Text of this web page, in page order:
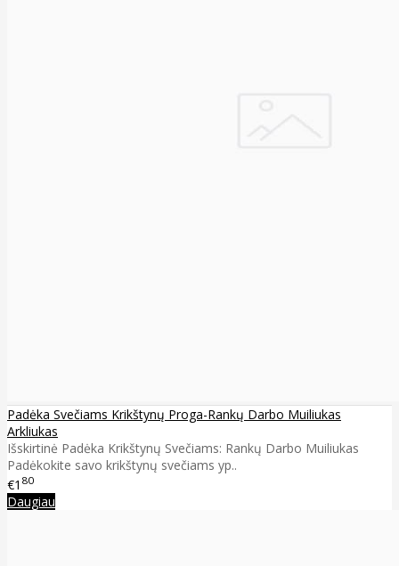
Padėka Svečiams Krikštynų Proga-Rankų Darbo Muiliukas
Arkliukas
Išskirtinė Padėka Krikštynų Svečiams: Rankų Darbo Muiliukas
Padėkokite savo krikštynų svečiams yp..
€1 80
Daugiau